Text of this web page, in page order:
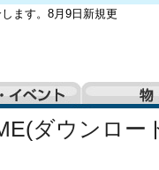
ます。8月9日新規更
ダウンロー